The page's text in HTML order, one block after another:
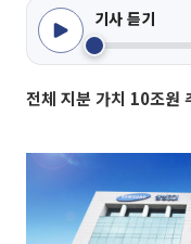
기사 듣기
전체 지분 가치 10조원